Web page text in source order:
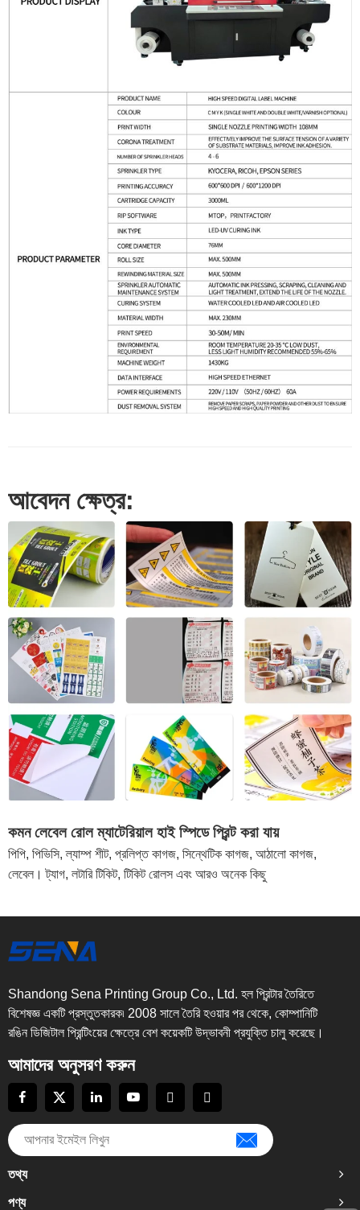
আবেদন ক্ষেত্র:
কমন লেবেল রোল ম্যাটেরিয়াল হাই স্পিডে প্রিন্ট করা যায়
পিপি, পিভিসি, ল্যাম্প শীট, প্রলিপ্ত কাগজ, সিন্থেটিক কাগজ, আঠালো কাগজ,
লেবেল। ট্যাগ, লটারি টিকিট, টিকিট রোলস এবং আরও অনেক কিছু
Shandong Sena Printing Group Co., Ltd. হল প্রিন্টার তৈরিতে
বিশেষজ্ঞ একটি প্রস্তুতকারক৷ 2008 সালে তৈরি হওয়ার পর থেকে, কোম্পানিটি
রঙিন ডিজিটাল প্রিন্টিংয়ের ক্ষেত্রে বেশ কয়েকটি উদ্ভাবনী প্রযুক্তি চালু করেছে।
আমাদের অনুসরণ করুন
তথ্য
পণ্য